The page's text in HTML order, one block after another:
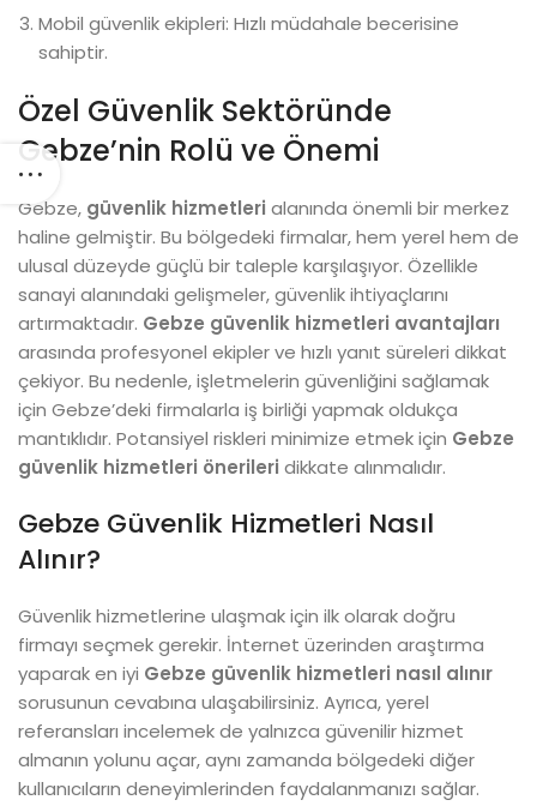
Mobil güvenlik ekipleri: Hızlı müdahale becerisine
sahiptir.
Özel Güvenlik Sektöründe
Gebze’nin Rolü ve Önemi
Gebze, güvenlik hizmetleri alanında önemli bir merkez
haline gelmiştir. Bu bölgedeki firmalar, hem yerel hem de
ulusal düzeyde güçlü bir taleple karşılaşıyor. Özellikle
sanayi alanındaki gelişmeler, güvenlik ihtiyaçlarını
artırmaktadır. Gebze güvenlik hizmetleri avantajları
arasında profesyonel ekipler ve hızlı yanıt süreleri dikkat
çekiyor. Bu nedenle, işletmelerin güvenliğini sağlamak
için Gebze’deki firmalarla iş birliği yapmak oldukça
mantıklıdır. Potansiyel riskleri minimize etmek için Gebze
güvenlik hizmetleri önerileri dikkate alınmalıdır.
Gebze Güvenlik Hizmetleri Nasıl
Alınır?
Güvenlik hizmetlerine ulaşmak için ilk olarak doğru
firmayı seçmek gerekir. İnternet üzerinden araştırma
yaparak en iyi Gebze güvenlik hizmetleri nasıl alınır
sorusunun cevabına ulaşabilirsiniz. Ayrıca, yerel
referansları incelemek de yalnızca güvenilir hizmet
almanın yolunu açar, aynı zamanda bölgedeki diğer
kullanıcıların deneyimlerinden faydalanmanızı sağlar.